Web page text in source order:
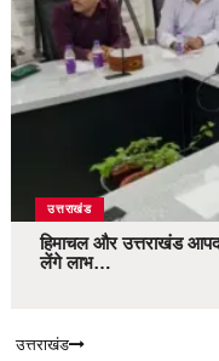
उत्तराखंड
हिमाचल और उत्तराखंड
लेंगे लाभ…
उत्तराखंड